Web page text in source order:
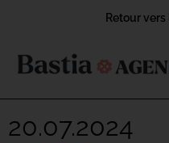
Retour vers
20.07.2024